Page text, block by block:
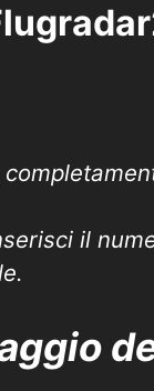
il